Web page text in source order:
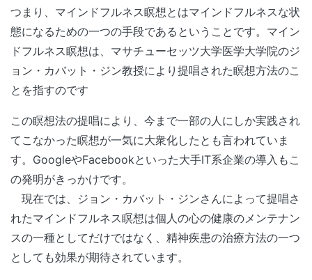
つまり、マインドフルネス瞑想とはマインドフルネスな状
態になるための一つの手段であるということです。マイン
ドフルネス瞑想は、マサチューセッツ大学医学大学院のジ
ョン・カバット・ジン教授により提唱された瞑想方法のこ
とを指すのです
この瞑想法の提唱により、今まで一部の人にしか実践され
てこなかった瞑想が一気に大衆化したとも言われていま
す。GoogleやFacebookといった大手IT系企業の導入もこ
の発明がきっかけです。
現在では、ジョン・カバット・ジンさんによって提唱さ
れたマインドフルネス瞑想は個人の心の健康のメンテナン
スの一種としてだけではなく、精神疾患の治療方法の一つ
としても効果が期待されています。